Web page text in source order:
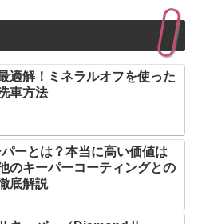
適解！ミネラルオフを使った
車方法